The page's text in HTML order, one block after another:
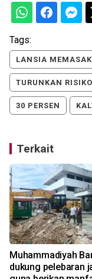
Tags:
LANSIA MEMASAK
TURUNKAN RISIKO
30 PERSEN
Terkait
Muhammadiyah
dukung pelebaran